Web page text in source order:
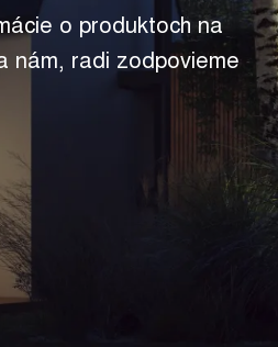
o produktoch na
nám, radi zodpovieme